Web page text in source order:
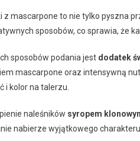
z mascarpone to nie tylko pyszna
sposobów, co sprawia, że
sposobów podania jest dodatek
mascarpone oraz intensywną
i kolor na talerzu.
naleśników syropem
nabierze wyjątkowego